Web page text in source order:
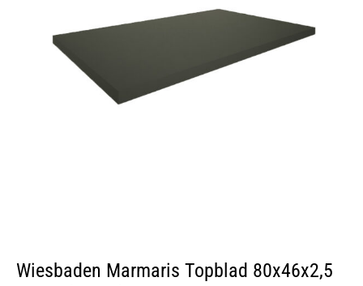
Wiesbaden Marmaris Topblad 80x46x2,5